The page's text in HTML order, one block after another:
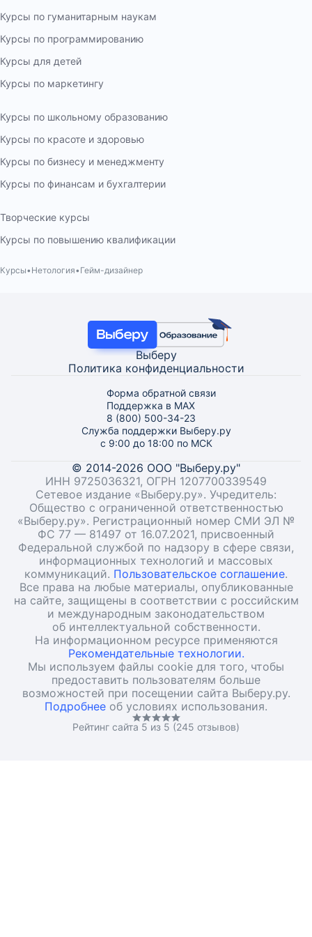
Курсы по гуманитарным наукам
Курсы по программированию
Курсы для детей
Курсы по маркетингу
Курсы по школьному образованию
Курсы по красоте и здоровью
Курсы по бизнесу и менеджменту
Курсы по финансам и бухгалтерии
Творческие курсы
Курсы по повышению квалификации
Курсы Нетология Гейм-дизайнер
Выберу
Политика конфиденциальности
Форма обратной связи
Поддержка в MAX
8 (800) 500-34-23
Служба поддержки Выберу.ру
с 9:00 до 18:00 по МСК
© 2014-2026 ООО "Выберу.ру"
ИНН 9725036321, ОГРН 1207700339549
Сетевое издание «Выберу.ру». Учредитель:
Общество с ограниченной ответственностью
«Выберу.ру». Регистрационный номер СМИ ЭЛ №
ФС 77 — 81497 от 16.07.2021, присвоенный
Федеральной службой по надзору в сфере связи,
информационных технологий и массовых
коммуникаций. Пользовательское соглашение.
Все права на любые материалы, опубликованные
на сайте, защищены в соответствии с российским
и международным законодательством
об интеллектуальной собственности.
На информационном ресурсе применяются
Рекомендательные технологии.
Мы используем файлы cookie для того, чтобы
предоставить пользователям больше
возможностей при посещении сайта Выберу.ру.
Подробнее об условиях использования.
Рейтинг сайта 5 из 5 (245 отзывов)